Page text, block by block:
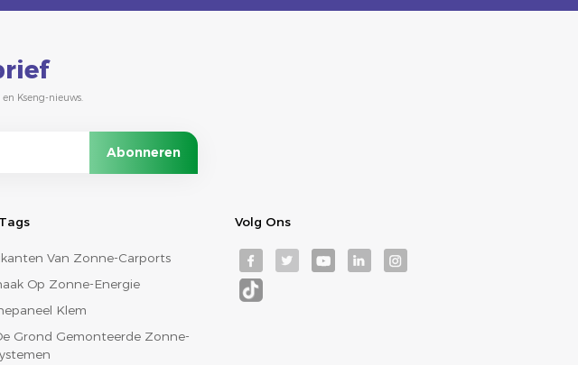
Kseng-nieuws.
Van Zonne-Carports
Op Zonne-Energie
Klem
Grond Gemonteerde Zonne-
Volg Ons